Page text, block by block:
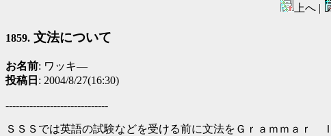
上へ |
1859. 文法について
お名前: ワッキ—
投稿日 : 2004/8/27(16:30)
------------------------------
ＳＳＳでは英語の試験などを受ける前に文法をＧｒａｍｍａｒ